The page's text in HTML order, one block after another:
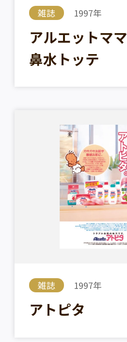
雑誌 1997年
アルエットママ
鼻水トッテ
雑誌 1997年
アトピタ